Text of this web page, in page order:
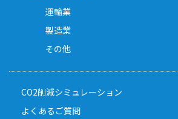
運輸業
製造業
その他
CO2削減シミュレーション
よくあるご質問